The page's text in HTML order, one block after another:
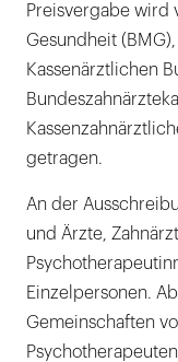
Preisvergabe wird
Gesundheit
Kassenärztlichen
getragen.
An der
und Ärzte,
Einzelpersonen.
Gemeinschaften